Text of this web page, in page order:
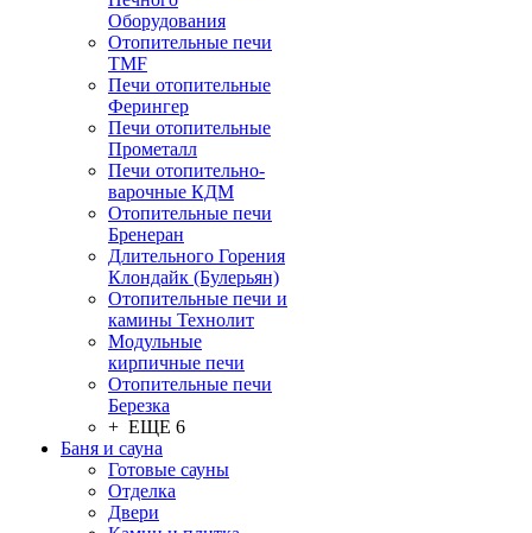
Оборудования
Отопительные печи
TMF
Печи отопительные
Ферингер
Печи отопительные
Прометалл
Печи отопительно-
варочные КДМ
Отопительные печи
Бренеран
Длительного Горения
Клондайк (Булерьян)
Отопительные печи и
камины Технолит
Модульные
кирпичные печи
Отопительные печи
Березка
+ ЕЩЕ 6
Баня и сауна
Готовые сауны
Отделка
Двери